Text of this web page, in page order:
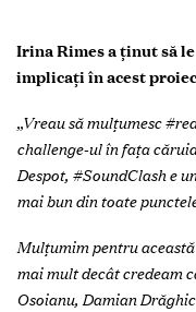
Irina Rimes a ținut să
implicați în acest
„Vreau să mulțumesc
challenge-ul în fața
Despot, #SoundClash e
mai bun din toate
Mulțumim pentru
mai mult decât credeam
Osoianu, Damian